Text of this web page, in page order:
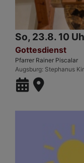
So, 23.8. 10
Gottesdienst
Pfarrer Rainer Piscalar
Augsburg Stephanus